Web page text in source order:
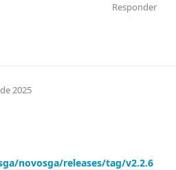
Responder
2025
novosga/releases/tag/v2.2.6